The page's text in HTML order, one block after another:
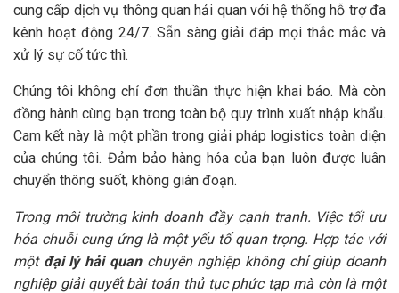
cung cấp dịch vụ thông quan hải quan với hệ thống hỗ trợ đa
kênh hoạt động 24/7. Sẵn sàng giải đáp mọi thắc mắc và
xử lý sự cố tức thì.
Chúng tôi không chỉ đơn thuần thực hiện khai báo. Mà còn
đồng hành cùng bạn trong toàn bộ quy trình xuất nhập khẩu.
Cam kết này là một phần trong giải pháp logistics toàn diện
của chúng tôi. Đảm bảo hàng hóa của bạn luôn được luân
chuyển thông suốt, không gián đoạn.
Trong môi trường kinh doanh đầy cạnh tranh. Việc tối ưu
hóa chuỗi cung ứng là một yếu tố quan trọng. Hợp tác với
một đại lý hải quanchuyên nghiệp không chỉ giúp doanh
nghiệp giải quyết bài toán thủ tục phức tạp mà còn là một